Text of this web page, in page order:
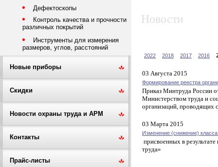
Дефектоскопы
Контроль качества и прочности
различных покрытий
Инструменты для измерения
размеров, углов, расстояний
Новые приборы
Скидки
Новости охраны труда и АРМ
Контакты
Прайс-листы
Новости
2022 2018 2017 2016
03 Августа 2015
Формирование реестра
Приказ Минтруда России
Министерством труда и
организаций, проводящих
03 Марта 2015
Изменение (снижение)
присвоенных в
труда»